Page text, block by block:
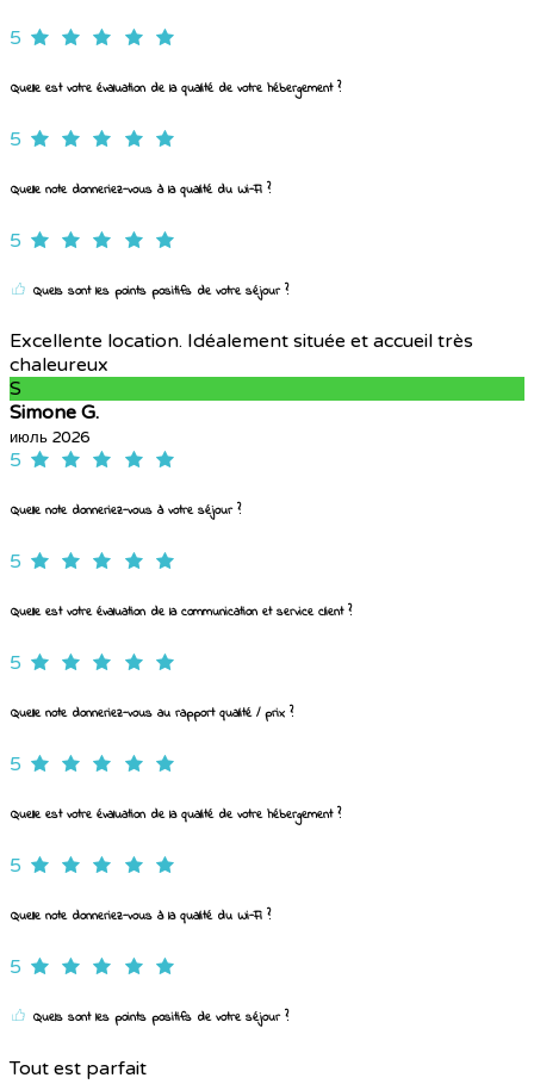
5
Quelle est votre évaluation de la qualité de votre hébergement ?
5
Quelle note donneriez-vous à la qualité du Wi-Fi ?
5
Quels sont les points positifs de votre séjour ?
Excellente location. Idéalement située et accueil très
chaleureux
S
Simone G.
июль 2026
5
Quelle note donneriez-vous à votre séjour ?
5
Quelle est votre évaluation de la communication et service client ?
5
Quelle note donneriez-vous au rapport qualité / prix ?
5
Quelle est votre évaluation de la qualité de votre hébergement ?
5
Quelle note donneriez-vous à la qualité du Wi-Fi ?
5
Quels sont les points positifs de votre séjour ?
Tout est parfait